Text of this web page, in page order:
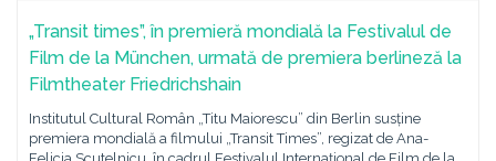
„Transit times”, în premieră mondială la Festivalul de
Film de la München, urmată de premiera berlineză la
Filmtheater Friedrichshain
Institutul Cultural Român „Titu Maiorescu” din Berlin susține
premiera mondială a filmului „Transit Times”, regizat de Ana-